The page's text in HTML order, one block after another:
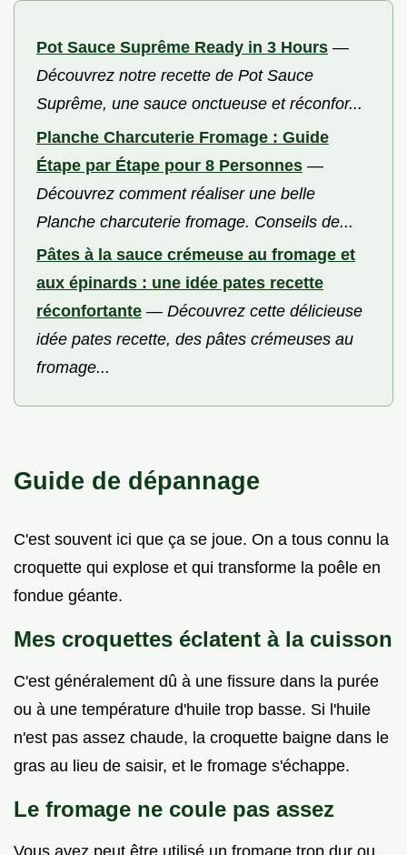
Pot Sauce Suprême Ready in 3 Hours —
Découvrez notre recette de Pot Sauce
Suprême, une sauce onctueuse et réconfor...
Planche Charcuterie Fromage : Guide
Étape par Étape pour 8 Personnes —
Découvrez comment réaliser une belle
Planche charcuterie fromage. Conseils de...
Pâtes à la sauce crémeuse au fromage et
aux épinards : une idée pates recette
réconfortante — Découvrez cette délicieuse
idée pates recette, des pâtes crémeuses au
fromage...
Guide de dépannage
C'est souvent ici que ça se joue. On a tous connu la
croquette qui explose et qui transforme la poêle en
fondue géante.
Mes croquettes éclatent à la cuisson
C'est généralement dû à une fissure dans la purée
ou à une température d'huile trop basse. Si l'huile
n'est pas assez chaude, la croquette baigne dans le
gras au lieu de saisir, et le fromage s'échappe.
Le fromage ne coule pas assez